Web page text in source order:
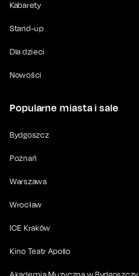
Kabarety
Stand-up
Dla dzieci
Nowości
Popularne miasta i sale
Bydgoszcz
Poznań
Warszawa
Wrocław
ICE Kraków
Kino Teatr Apollo